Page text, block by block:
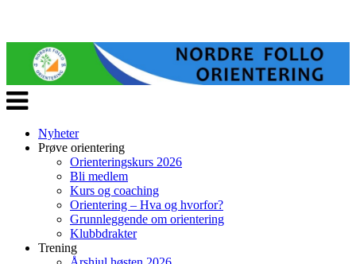
Veksle
navigasjon
Nyheter
Prøve orientering
Orienteringskurs 2026
Bli medlem
Kurs og coaching
Orientering – Hva og hvorfor?
Grunnleggende om orientering
Klubbdrakter
Trening